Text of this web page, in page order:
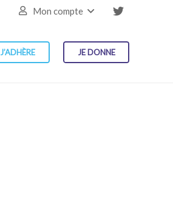
Mon compte
J’ADHÈRE JE DONNE